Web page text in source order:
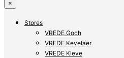
×
Stores
VREDE Goch
VREDE Kevelaer
VREDE Kleve